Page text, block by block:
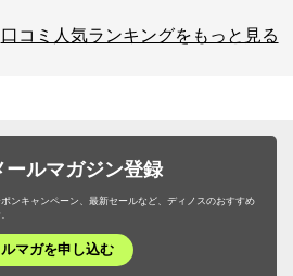
口コミ人気ランキングをもっと見る
ールマガジン登録
ンキャンペーン、最新セールなど、ディノスのおすすめ
ルマガを申し込む